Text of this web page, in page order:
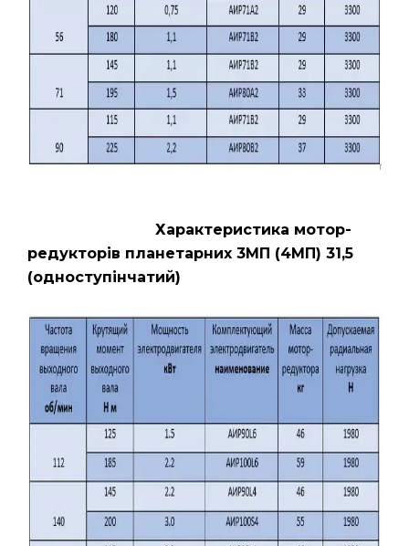
Характеристика мотор-
редукторів планетарних 3МП (4МП) 31,5
(одноступінчатий)